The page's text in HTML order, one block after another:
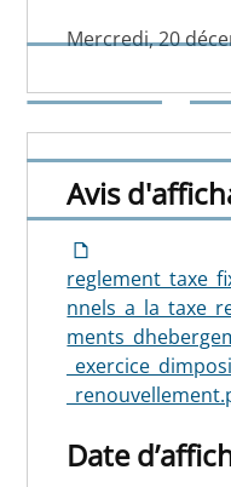
- Exercice
2024 -
Mercredi, 20
Avis
Date